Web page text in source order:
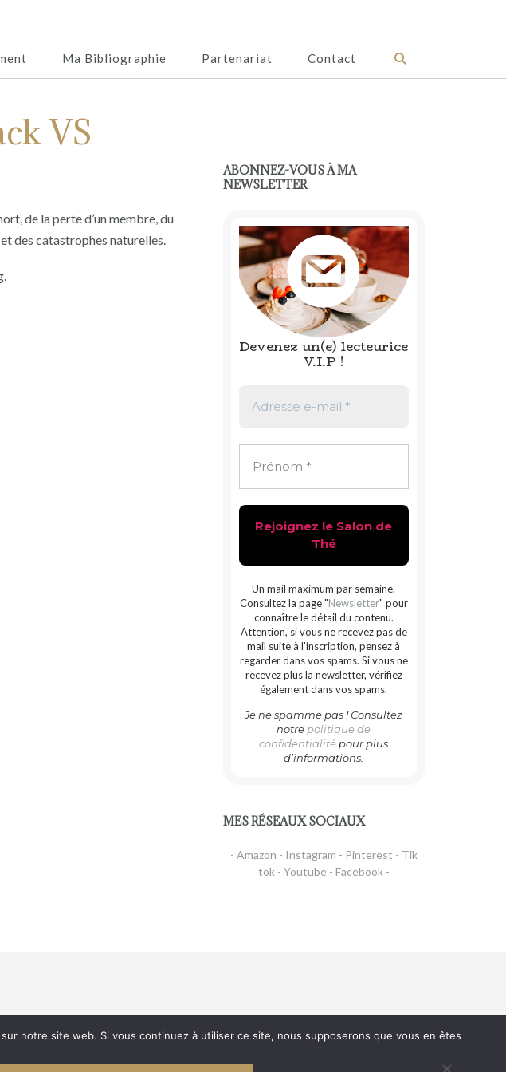
Ma Bibliographie Partenariat Contact
VS
de la perte d’un membre, du
des catastrophes naturelles.
ABONNEZ-VOUS À MA
NEWSLETTER
Devenez un(e) lecteurice
V.I.P !
Un mail maximum par semaine.
Consultez la page "Newsletter" pour
connaître le détail du contenu.
Attention, si vous ne recevez pas de
mail suite à l'inscription, pensez à
regarder dans vos spams. Si vous ne
recevez plus la newsletter, vérifiez
également dans vos spams.
Je ne spamme pas ! Consultez
notrepolitique de
confidentialitépour plus
d’informations.
MES RÉSEAUX SOCIAUX
- Amazon - Instagram - Pinterest - Tik
tok - Youtube - Facebook -
notre site web. Si vous continuez à utiliser ce site, nous supposerons que vous en êtes